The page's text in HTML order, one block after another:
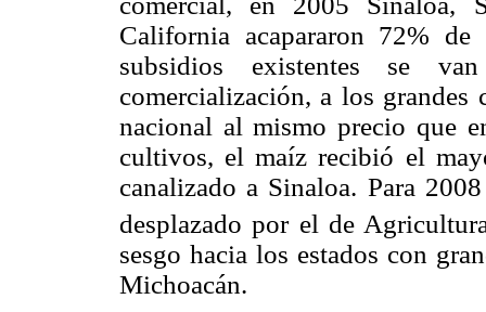
California acapararon 72% de
subsidios existentes se
comercialización, a los grandes
nacional al mismo precio que
cultivos, el maíz recibió el
canalizado a Sinaloa. Para
desplazado por el de
sesgo hacia los estados con
Michoacán.